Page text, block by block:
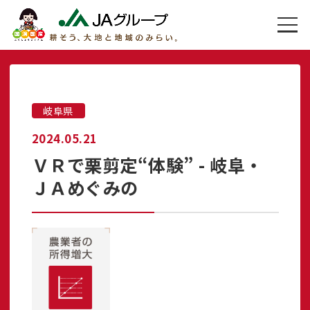
岐阜県
2024.05.21
ＶＲで栗剪定“体験” - 岐阜・
ＪＡめぐみの